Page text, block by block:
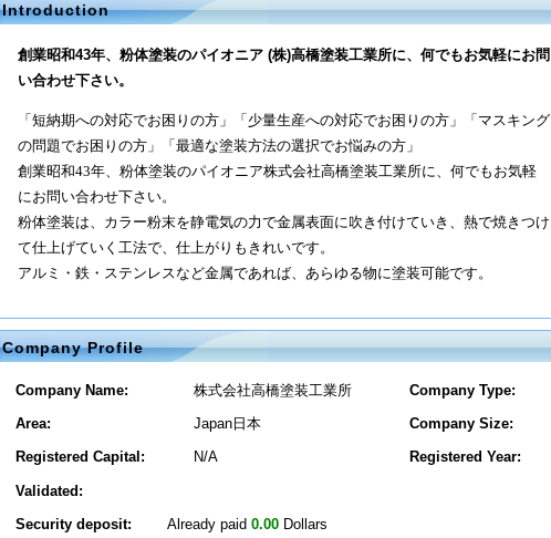
Introduction
創業昭和43年、粉体塗装のパイオニア (株)高橋塗装工業所に、何でもお気軽にお問
い合わせ下さい。
「短納期への対応でお困りの方」「少量生産への対応でお困りの方」「マスキング
の問題でお困りの方」「最適な塗装方法の選択でお悩みの方」
創業昭和43年、粉体塗装のパイオニア株式会社高橋塗装工業所に、何でもお気軽
にお問い合わせ下さい。
粉体塗装は、カラー粉末を静電気の力で金属表面に吹き付けていき、熱で焼きつけ
て仕上げていく工法で、仕上がりもきれいです。
アルミ・鉄・ステンレスなど金属であれば、あらゆる物に塗装可能です。
Company Profile
Company Name: 株式会社高橋塗装工業所 Company Type:
Area:
Japan日本
Company Size:
Registered Capital:
N/A Registered Year:
Validated:
Security deposit:
Already paid 0.00Dollars